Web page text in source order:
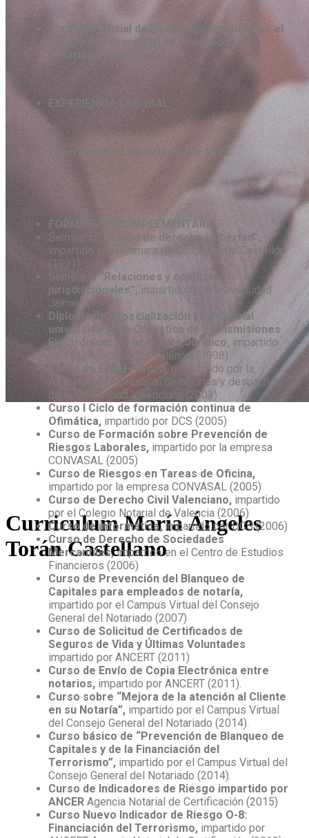
Curriculum María Ángeles
Torán Castellano
Curso de Oficial de Notarías, impartido por el
Centro de Formación de Empleados de
Notarías. (2008)
EXPERIENCIA LABORAL
Experiencia en Notaría desde 1995.
FORMACION COMPLEMENTARIA
Seminario
“Estado de derecho y libertad”,
impartido en la Cámara de Comercio de Castellón
(1991)
Seminario“Relaciones y conflictos
jurisdiccionales”, impartido en la Universidad
Jaime I (1991)
Diploma de especialización profesional
universitario de Ofimática de Transmisiones
Electrónicas en el Ámbito Jurídico, impartido
por la Universidad de Valencia (1998)
Curso de Excel y Word, organizado por la
Asociación Empresarial de oficinas y despachos
de la Comunidad Valenciana (2003)
Curso I Ciclo de formación continua de
Ofimática, impartido por DCS (2005)
Curso de Formación sobre Prevención de
Riesgos Laborales, impartido por la empresa
CONVASAL (2005)
Curso de Riesgos en Tareas de Oficina,
impartido por la empresa CONVASAL (2005)
Curso de Derecho Civil Valenciano, impartido
por el Colegio Notarial de Valencia (2006)
Curso de informática,impartido por DCS (2006)
Curso de Derecho de Sociedades
Mercantiles,impartido en el Centro de Estudios
Financieros (2006)
Curso de Prevención del Blanqueo de
Capitales para empleados de notaría,
impartido por el Campus Virtual del Consejo
General del Notariado (2007)
Curso de Solicitud de Certificados de
Seguros de Vida y Últimas Voluntades
impartido por ANCERT (2011)
Curso de Envío de Copia Electrónica entre
notarios, impartido por ANCERT (2011).
Curso sobre “Mejora de la atención al Cliente
en su Notaría”, impartido por el Campus Virtual
del Consejo General del Notariado (2014).
Curso básico de “Prevención de Blanqueo de
Capitales y de la Financiación del
Terrorismo”, impartido por el Campus Virtual del
Consejo General del Notariado (2014).
Curso de Indicadores de Riesgo impartido por
ANCER Agencia Notarial de Certificación (2015)
Curso Nuevo Indicador de Riesgo O-8:
Financiación del Terrorismo, impartido por